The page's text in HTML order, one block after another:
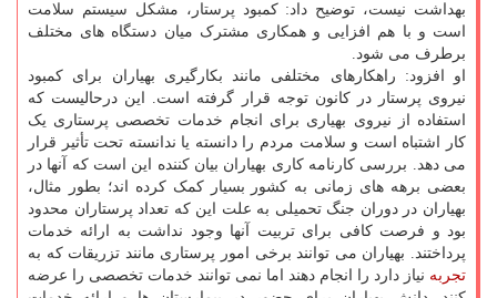
بهداشت نیست، توضیح داد: کمبود پرستار، مشکل سیستم سلامت
است و با هم افزایی و همکاری مشترک میان دستگاه های مختلف
برطرف می شود.
او افزود: راهکارهای مختلفی مانند بکارگیری بهیاران برای کمبود
نیروی پرستار در کانون توجه قرار گرفته است. این درحالیست که
استفاده از نیروی بهیاری برای انجام خدمات تخصصی پرستاری یک
کار اشتباه است و سلامت مردم را دانسته یا ندانسته تحت تأثیر قرار
می دهد. بررسی کارنامه کاری بهیاران بیان کننده این است که آنها در
بعضی برهه های زمانی به کشور بسیار کمک کرده اند؛ بطور مثال،
بهیاران در دوران جنگ تحمیلی به علت این که تعداد پرستاران محدود
بود و فرصت کافی برای تربیت آنها وجود نداشت به ارائه خدمات
پرداختند. بهیاران می توانند برخی امور پرستاری مانند تزریقات که به
تجربه نیاز دارد را انجام دهند اما نمی توانند خدمات تخصصی را عرضه